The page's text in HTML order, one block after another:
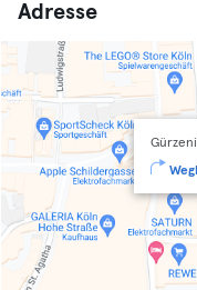
Adresse